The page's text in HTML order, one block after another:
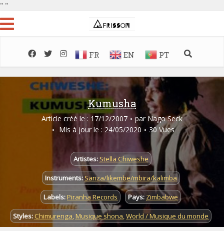
" "
FR EN PT
Kumusha
Article créé le : 17/12/2007 par Nago Seck
Mis à jour le : 24/05/2020
30 Vues
Artistes: Stella Chiweshe
Instruments:Sanza/likembe/mbira/kalimba
Labels:Piranha Records Pays: Zimbabwe
Styles: Chimurenga,Musique shona,World / Musique du monde